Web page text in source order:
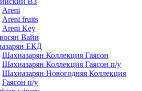
Areni
Areni fruits
Areni Key
Вайн
ЕКД
Шахназарян Коллекция Гаясон
Шахназарян Коллекция Гаясон п/у
Шахназарян Новогодняя Коллекция
Гаясон п/у